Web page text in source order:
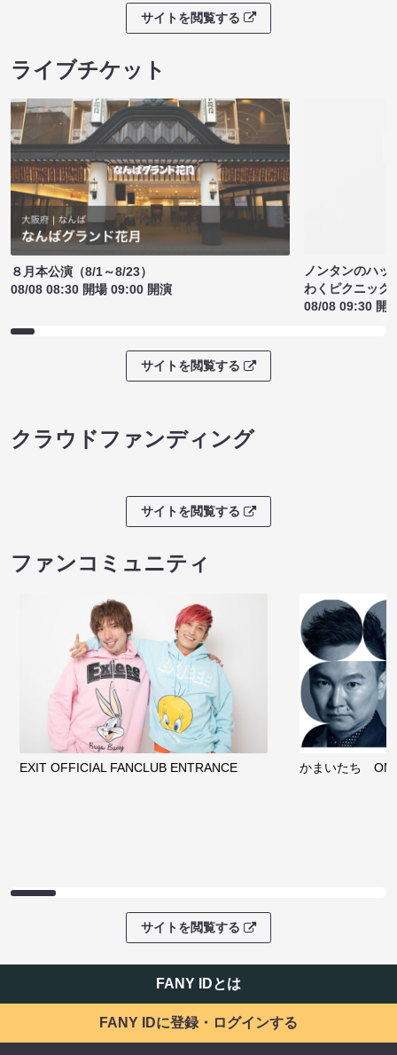
サイトを閲覧する
ライブチケット
８月本公演（8/1～8/23）
08/08 08:30 開場 09:00 開演
ノンタンのハッ
わくピクニック
08/08 09:30 開
サイトを閲覧する
クラウドファンディング
サイトを閲覧する
ファンコミュニティ
EXIT OFFICIAL FANCLUB ENTRANCE かまいたち
サイトを閲覧する
FANY IDとは
FANY IDに登録・ログインする